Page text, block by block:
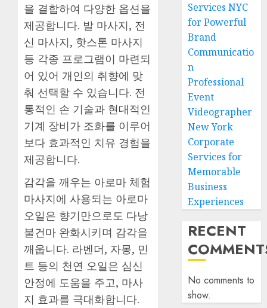
을 결합하여 다양한 옵션을
제공합니다. 발 마사지, 전
신 마사지, 핫스톤 마사지
등 각종 프로그램이 마련되
어 있어 개인의 취향에 맞
춰 선택할 수 있습니다. 전
통적인 손 기술과 현대적인
기계 장비가 조화를 이루어
보다 효과적인 치유 경험을
제공합니다.
감각을 깨우는 아로마 체험
마사지에 사용되는 아로마
오일은 향기만으로도 다낭
불건마 완화시키며 감각을
깨웁니다. 라벤더, 자몽, 민
트 등의 천연 오일은 심신
안정에 도움을 주고, 마사
지 효과를 극대화합니다.
Services NYC
for Powerful
Brand
Communicatio
n
Professional
Event
Videographer
New York
Corporate
Services for
Memorable
Business
Experiences
RECENT
No comments to
show.